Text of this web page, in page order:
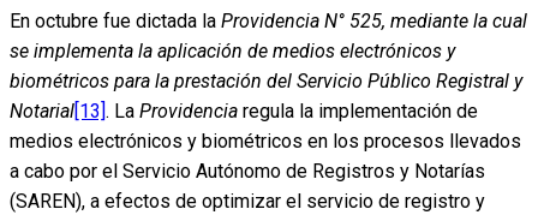
En octubre fue dictada la Providencia N° 525, mediante la cual
se implementa la aplicación de medios electrónicos y
biométricos para la prestación del Servicio Público Registral y
Notarial [13] . La Providencia regula la implementación de
medios electrónicos y biométricos en los procesos llevados
a cabo por el Servicio Autónomo de Registros y Notarías
(SAREN), a efectos de optimizar el servicio de registro y